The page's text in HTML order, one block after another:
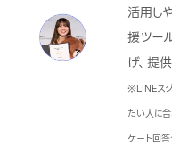
活用し
援ツー
げ、提
※LINEスグ
たい人に
ケート回